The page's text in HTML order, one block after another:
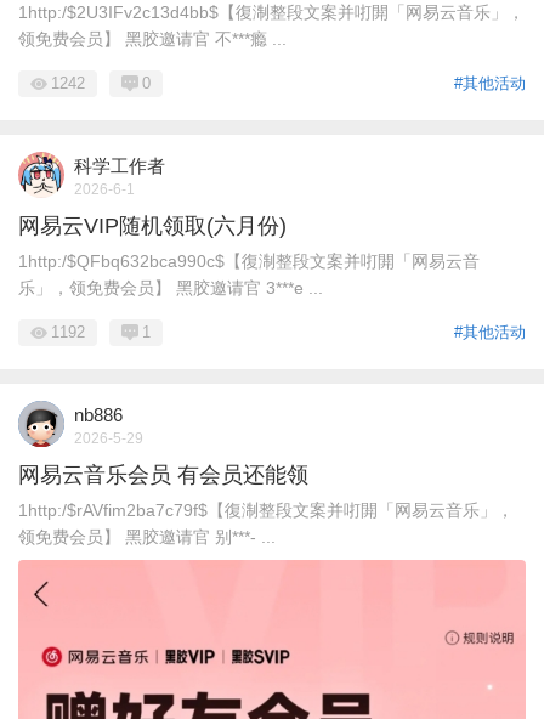
1http:/$2U3IFv2c13d4bb$【復淛整段文案并咑閞「网易云音乐」，
领免费会员】 黑胶邀请官 不***瘾 ...
#其他活动
1242 0
科学工作者
2026-6-1
网易云VIP随机领取(六月份)
1http:/$QFbq632bca990c$【復淛整段文案并咑閞「网易云音
乐」，领免费会员】 黑胶邀请官 3***e ...
#其他活动
1192 1
nb886
2026-5-29
网易云音乐会员 有会员还能领
1http:/$rAVfim2ba7c79f$【復淛整段文案并咑閞「网易云音乐」，
领免费会员】 黑胶邀请官 别***- ...